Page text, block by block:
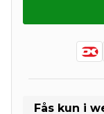
Fås kun i